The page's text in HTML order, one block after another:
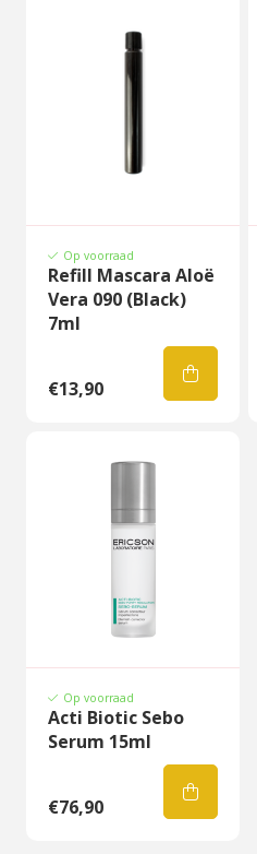
Op voorraad
Refill Mascara Aloë
Vera 090 (Black)
7ml
€13,90
Op voorraad
Acti Biotic Sebo
Serum 15ml
€76,90